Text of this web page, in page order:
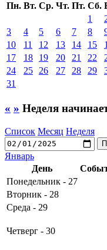
Пн. Вт. Ср. Чт. Пт. Сб.
1
3
4 5 6 7 8
10
11 12 13 14 15
17
18 19 20 21 22
24
25 26 27 28 29
31
« » Неделя
Список Месяц Неделя
Январь
День
Понедельник - 27
Вторник - 28
Среда - 29
Четверг - 30